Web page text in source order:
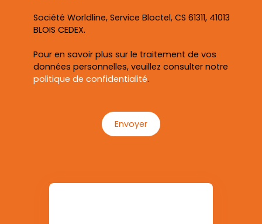
Société Worldline, Service Bloctel, CS 61311, 41013
BLOIS CEDEX.
Pour en savoir plus sur le traitement de vos
données personnelles, veuillez consulter notre
politique de confidentialité.
Envoyer